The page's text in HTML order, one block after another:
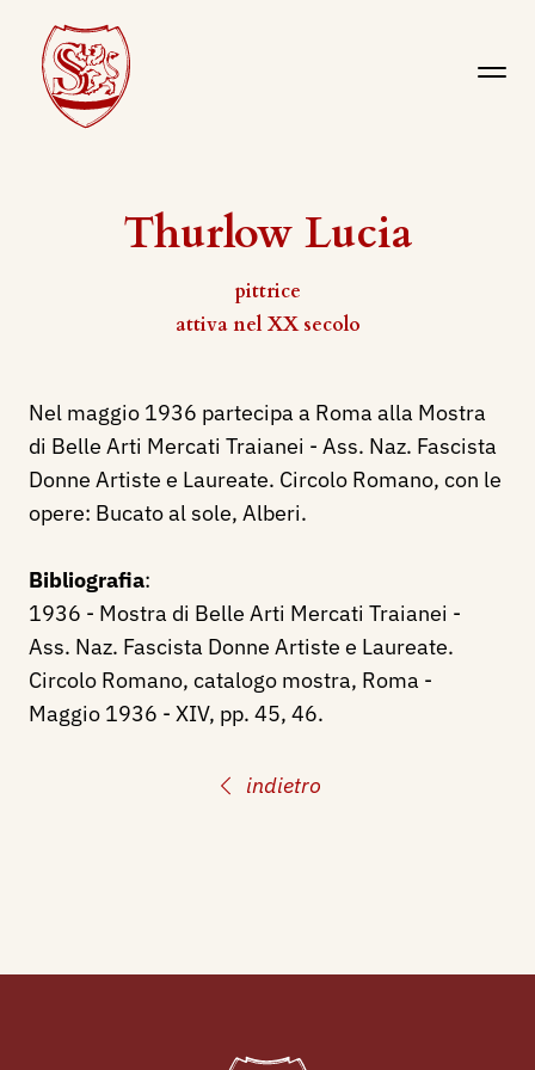
Thurlow Lucia
pittrice
attiva nel XX secolo
indietro
Nel maggio 1936 partecipa a Roma alla Mostra
di Belle Arti Mercati Traianei - Ass. Naz. Fascista
Donne Artiste e Laureate. Circolo Romano, con le
opere: Bucato al sole, Alberi.
Bibliografia:
1936 - Mostra di Belle Arti Mercati Traianei -
Ass. Naz. Fascista Donne Artiste e Laureate.
Circolo Romano, catalogo mostra, Roma -
Maggio 1936 - XIV, pp. 45, 46.